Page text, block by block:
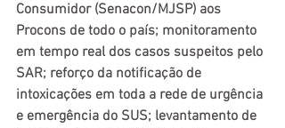
Consumidor (Senacon/MJSP) aos
Procons de todo o país; monitoramento
em tempo real dos casos suspeitos pelo
SAR; reforço da notificação de
intoxicações em toda a rede de urgência
e emergência do SUS; levantamento de